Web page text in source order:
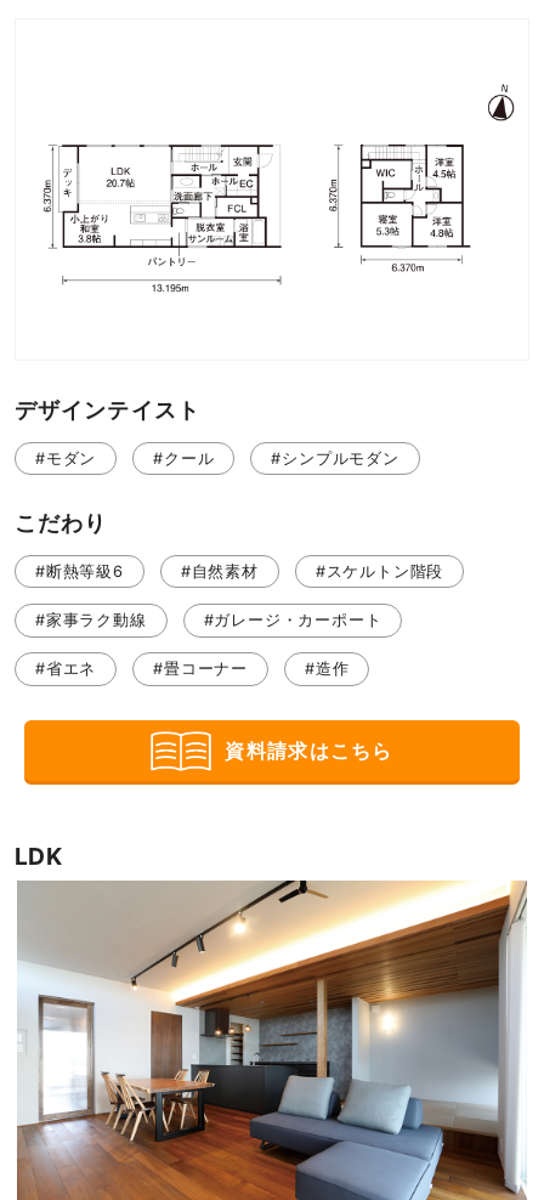
デザインテイスト
#モダン #クール #シンプルモダン
こだわり
#断熱等級6 #自然素材 #スケルトン階段
#家事ラク動線 #ガレージ・カーポート
#省エネ #畳コーナー #造作
資料請求はこちら
LDK